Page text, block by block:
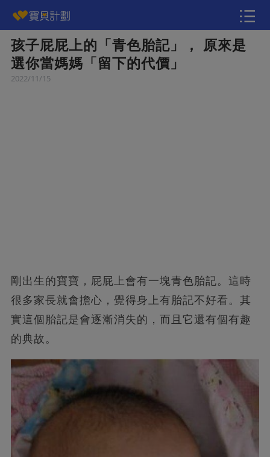
孩子屁屁上的「青色胎記」， 原來是
選你當媽媽「留下的代價」
2022/11/15
剛出生的寶寶，屁屁上會有一塊青色胎記。這時
很多家長就會擔心，覺得身上有胎記不好看。其
實這個胎記是會逐漸消失的，而且它還有個有趣
的典故。
快訊